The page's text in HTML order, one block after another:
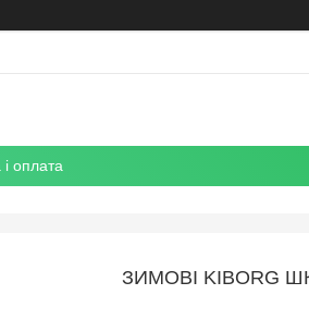
і оплата
ЗИМОВІ KIBORG